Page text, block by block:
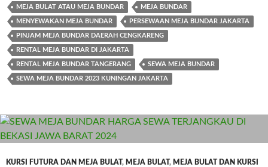
MEJA BULAT ATAU MEJA BUNDAR MEJA BUNDAR
MENYEWAKAN MEJA BUNDAR PERSEWAAN MEJA BUNDAR JAKARTA
PINJAM MEJA BUNDAR DAERAH CENGKARENG
RENTAL MEJA BUNDAR DI JAKARTA
RENTAL MEJA BUNDAR TANGERANG SEWA MEJA BUNDAR
SEWA MEJA BUNDAR 2023 KUNINGAN JAKARTA
KURSI FUTURA DAN MEJA BULAT, MEJA BULAT, MEJA BULAT DAN KURSI